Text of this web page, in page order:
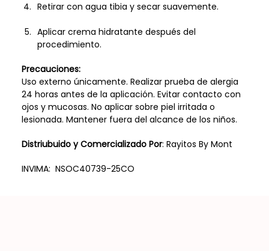
Retirar con agua tibia y secar suavemente.
Aplicar crema hidratante después del
procedimiento.
Precauciones:
Uso externo únicamente. Realizar prueba de alergia
24 horas antes de la aplicación. Evitar contacto con
ojos y mucosas. No aplicar sobre piel irritada o
lesionada. Mantener fuera del alcance de los niños.
Distriubuido y Comercializado Por: Rayitos By Mont
INVIMA: NSOC40739-25CO